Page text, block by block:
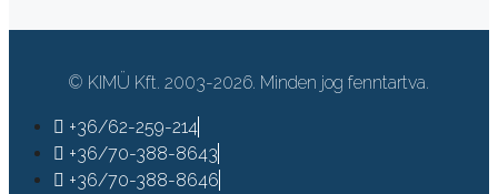
© KIMÜ Kft. 2003-2026. Minden jog fenntartva.
+36/62-259-214
+36/70-388-8643
+36/70-388-8646